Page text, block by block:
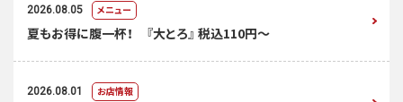
2026.08.05 メニュー
夏もお得に腹一杯！ 『大とろ』 税込110円～
2026.08.01 お店情報